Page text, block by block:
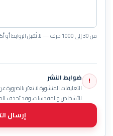
من 30 إلى 1000 حرف — لا تُقبل الروابط أو أكواد HTML.
! ضوابط النشر
التعليقات المنشورة لا تعبّر
للأشخاص والمقدسات، وقد يُحذف
إرسال